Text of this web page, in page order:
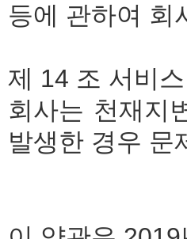
등에 관하여 회
제 14 조 서비
회사는 천재지
발생한 경우 문